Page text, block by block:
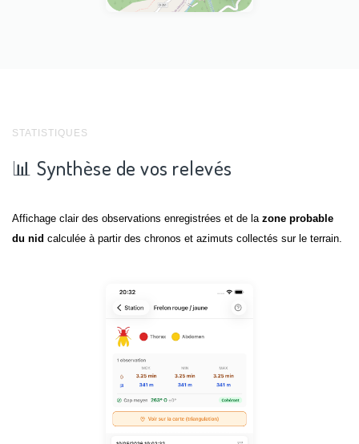
STATISTIQUES
📊 Synthèse de vos relevés
Affichage clair des observations enregistrées et de la zone probable
du nid calculée à partir des chronos et azimuts collectés sur le terrain.